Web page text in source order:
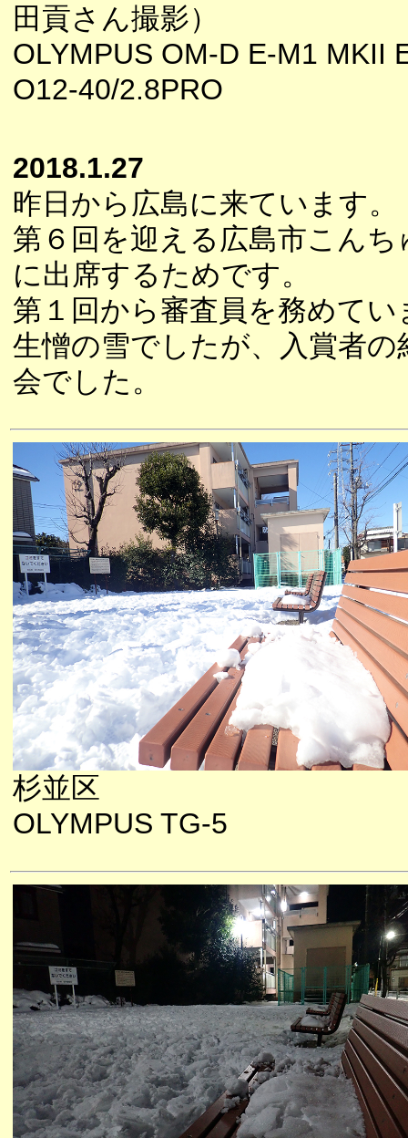
田貢さん撮影）
OLYMPUS OM-D E-M1 MKII
O12-40/2.8PRO
2018.1.27
昨日から広島に来ています。
第６回を迎える広島市こん
に出席するためです。
第１回から審査員を務めてい
生憎の雪でしたが、入賞者
会でした。
杉並区
OLYMPUS TG-5